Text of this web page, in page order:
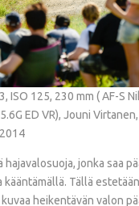
ISO 125, 230 mm ( AF-S
ED VR), Jouni
hajavalosuoja, jonka saa
kääntämällä. Tällä estetään
heikentävän valon